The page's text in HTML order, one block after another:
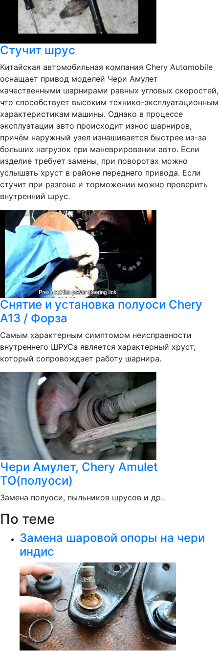
Стучит шрус
Китайская автомобильная компания Chery Automobile
оснащает привод моделей Чери Амулет
качественными шарнирами равных угловых скоростей,
что способствует высоким технико-эксплуатационным
характеристикам машины. Однако в процессе
эксплуатации авто происходит износ шарниров,
причём наружный узел изнашивается быстрее из-за
больших нагрузок при маневрировании авто. Если
изделие требует замены, при поворотах можно
услышать хруст в районе переднего привода. Если
стучит при разгоне и торможении можно проверить
внутренний шрус.
Снятие и установка полуоси Chery
A13 / Форза
Самым характерным симптомом неисправности
внутреннего ШРУСа является характерный хруст,
который сопровождает работу шарнира.
Чери Амулет, Chery Amulet
ТО(полуоси)
Замена полуоси, пыльников шрусов и др..
По теме
Замена шаровой опоры на чери
индис